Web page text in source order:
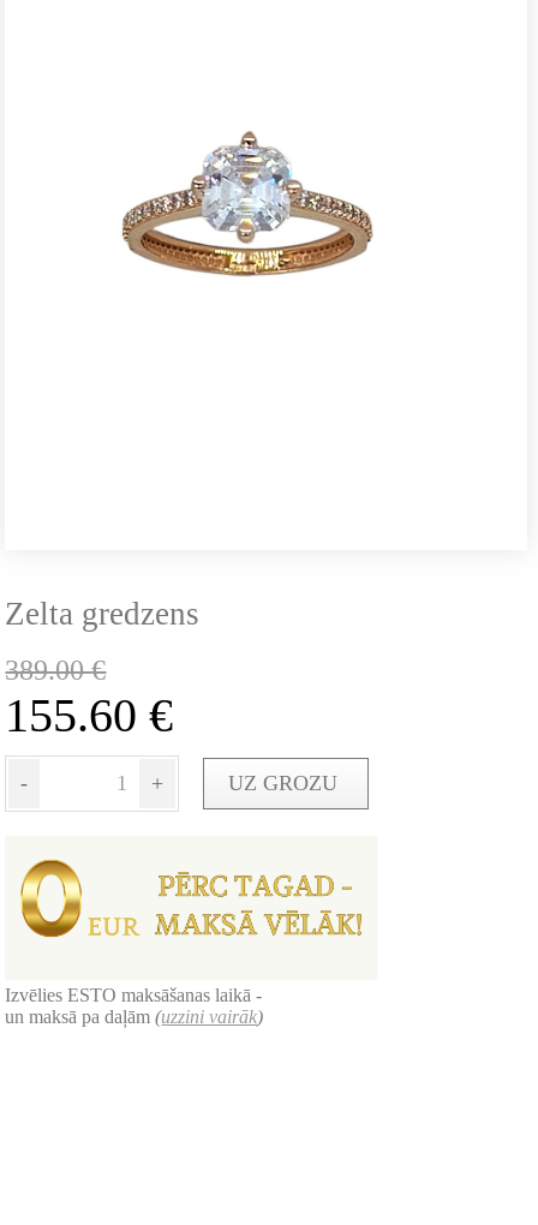
Zelta gredzens
389.00€
155.60€
- + UZ GROZU
Izvēlies ESTO maksāšanas laikā -
un maksā pa daļām(uzzini vairāk)